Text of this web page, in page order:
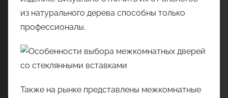
из натурального дерева способны только
профессионалы.
Также на рынке представлены межкомнатные